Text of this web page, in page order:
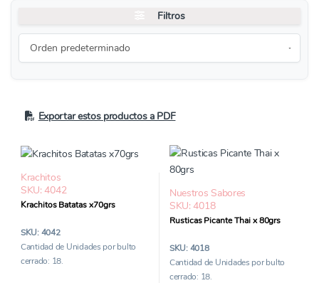
Filtros
Exportar estos productos a PDF
Krachitos
SKU: 4042
Krachitos Batatas x70grs
SKU: 4042
Cantidad de Unidades por bulto
cerrado: 18.
Nuestros Sabores
SKU: 4018
Rusticas Picante Thai x 80grs
SKU: 4018
Cantidad de Unidades por bulto
cerrado: 18.